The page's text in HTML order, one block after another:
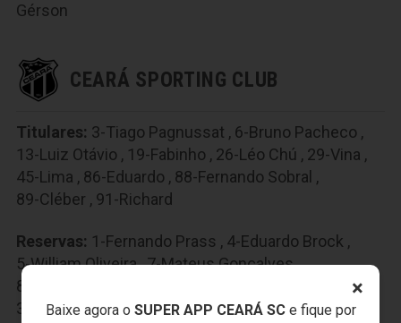
×
Baixe agora o SUPER APP CEARÁ SCe fique por
Gérson
CEARÁ SPORTING CLUB
Titulares: 3-Tiago Pagnussat , 6-Bruno Pacheco ,
13-Luiz Otávio , 19-Fabinho , 26-Léo Chú , 29-Vina ,
45-Lima , 86-Eduardo , 88-Fernando Sobral ,
89-Cléber , 91-Richard
Reservas: 1-Fernando Prass , 4-Eduardo Brock ,
5-William Oliveira,7-Mateus Gonçalves,
8-Ricardinho
39-Wescley,40-Jacaré,44-Klaus, 70-Kelvyn ,